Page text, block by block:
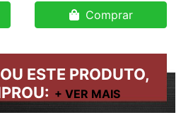
Comprar
ESTE PRODUTO,